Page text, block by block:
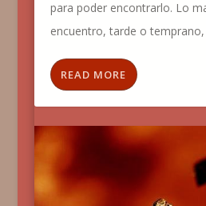
para poder encontrarlo. Lo
encuentro, tarde o temprano,
READ MORE